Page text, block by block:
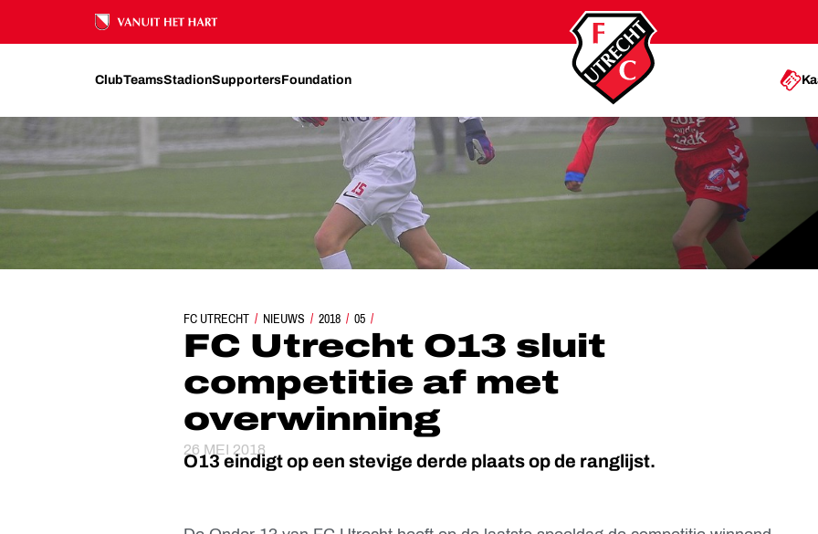
Ons nalatenschap
ClubTeamsStadionSupportersFoundation
FC UTRECHT NIEUWS 2018 05
FC UTRECHT O13 SLUIT COMPETITIE AF MET OVERWINNING
FC Utrecht O13 sluit
competitie af met
overwinning
26 MEI 2018
O13 eindigt op een stevige derde plaats op de ranglijst.